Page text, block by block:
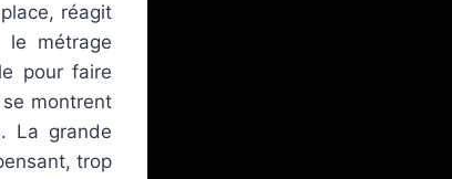
réagit
le métrage
pour faire
montrent
La grande
trop